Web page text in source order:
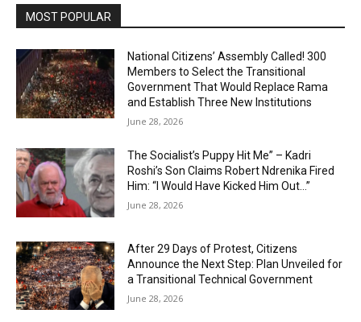
MOST POPULAR
National Citizens’ Assembly Called! 300
Members to Select the Transitional
Government That Would Replace Rama
and Establish Three New Institutions
June 28, 2026
The Socialist’s Puppy Hit Me” – Kadri
Roshi’s Son Claims Robert Ndrenika Fired
Him: “I Would Have Kicked Him Out…”
June 28, 2026
After 29 Days of Protest, Citizens
Announce the Next Step: Plan Unveiled for
a Transitional Technical Government
June 28, 2026